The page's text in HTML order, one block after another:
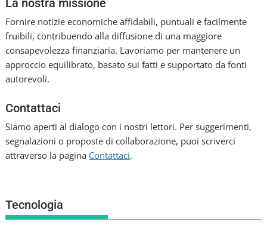
Fornire notizie economiche affidabili, puntuali e facilmente
fruibili, contribuendo alla diffusione di una maggiore
consapevolezza finanziaria. Lavoriamo per mantenere un
approccio equilibrato, basato sui fatti e supportato da fonti
autorevoli.
Contattaci
Siamo aperti al dialogo con i nostri lettori. Per suggerimenti,
segnalazioni o proposte di collaborazione, puoi scriverci
attraverso la pagina Contattaci.
Tecnologia